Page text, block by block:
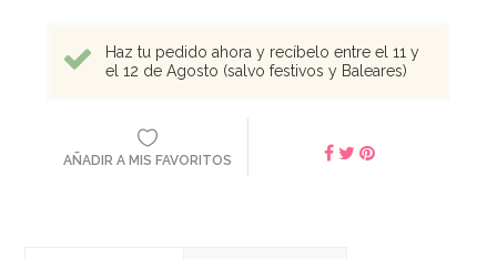
Haz tu pedido ahora y recíbelo entre el 11 y
el 12 de Agosto (salvo festivos y Baleares)
AÑADIR A MIS FAVORITOS